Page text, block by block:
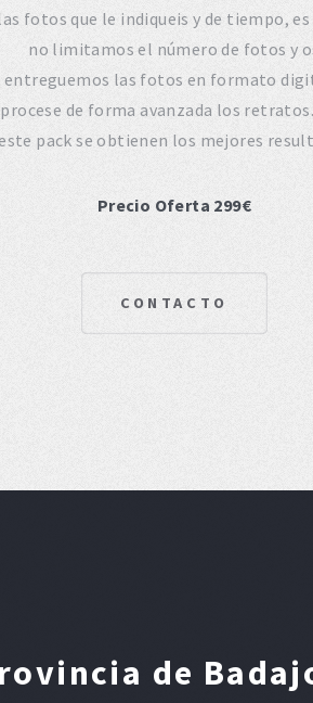
fotos que le indiqueis y de tiempo,
no limitamos el número de fotos y
entreguemos las fotos en formato
procese de forma avanzada los
pack se obtienen los mejores
Precio Oferta 299€
CONTACTO
de